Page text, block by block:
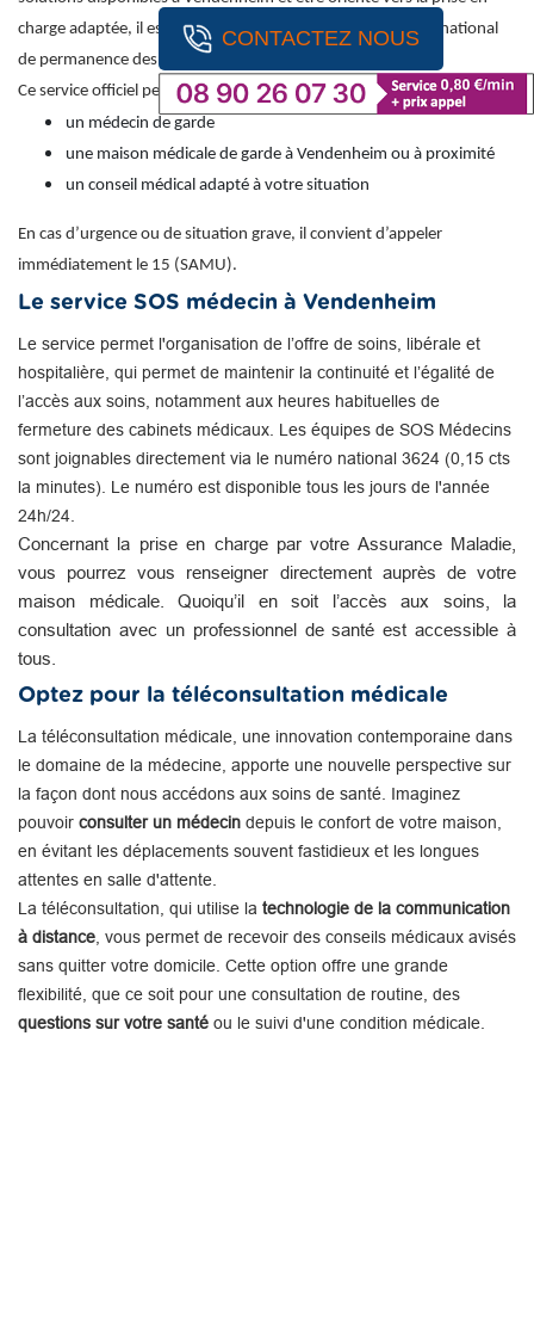
CONTACTEZ NOUS
charge adaptée, il est recommandé de contacter le numéro national
de permanence des soins : 116 117 (appel gratuit).
Ce service officiel permet d’obtenir une orientation vers :
un médecin de garde
une maison médicale de garde à Vendenheim ou à proximité
un conseil médical adapté à votre situation
En cas d’urgence ou de situation grave, il convient d’appeler
immédiatement le 15 (SAMU).
Le service SOS médecin à Vendenheim
Le service permet l'organisation de l’offre de soins, libérale et
hospitalière, qui permet de maintenir la continuité et l’égalité de
l’accès aux soins, notamment aux heures habituelles de
fermeture des cabinets médicaux. Les équipes de SOS Médecins
sont joignables directement via le numéro national 3624 (0,15 cts
la minutes). Le numéro est disponible tous les jours de l'année
24h/24.
Concernant la prise en charge par votre Assurance Maladie,
vous pourrez vous renseigner directement auprès de votre
maison médicale. Quoiqu’il en soit l’accès aux soins, la
consultation avec un professionnel de santé est accessible à
tous.
Optez pour la téléconsultation médicale
La téléconsultation médicale, une innovation contemporaine dans
le domaine de la médecine, apporte une nouvelle perspective sur
la façon dont nous accédons aux soins de santé. Imaginez
pouvoir consulter un médecin depuis le confort de votre maison,
en évitant les déplacements souvent fastidieux et les longues
attentes en salle d'attente.
La téléconsultation, qui utilise la technologie de la communication
à distance , vous permet de recevoir des conseils médicaux avisés
sans quitter votre domicile. Cette option offre une grande
flexibilité, que ce soit pour une consultation de routine, des
questions sur votre santé ou le suivi d'une condition médicale.